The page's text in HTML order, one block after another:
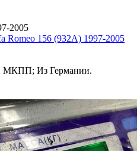
2005
Romeo 156 (932A) 1997-2005
МКПП; Из Германии.